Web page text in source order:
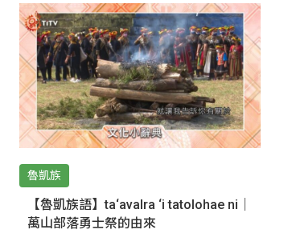
魯凱族
【魯凱族語】ta‘avalra ‘i tatolohae ni｜
萬山部落勇士祭的由來